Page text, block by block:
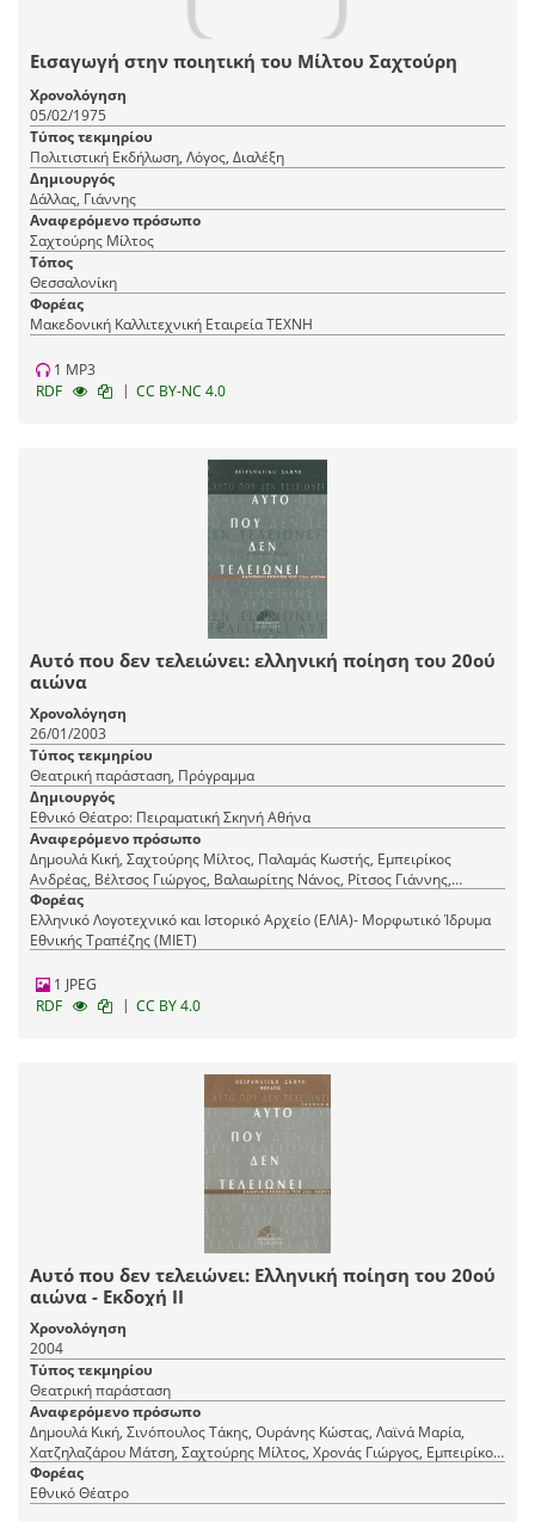
Εισαγωγή στην ποιητική του Μίλτου Σαχτούρη
Χρονολόγηση
05/02/1975
Τύπος τεκμηρίου
Πολιτιστική Εκδήλωση, Λόγος, Διαλέξη
Δημιουργός
Δάλλας, Γιάννης
Αναφερόμενο πρόσωπο
Σαχτούρης Μίλτος
Τόπος
Θεσσαλονίκη
Φορέας
Μακεδονική Καλλιτεχνική Εταιρεία ΤΕΧΝΗ
1 MP3
RDF
| CC BY-NC 4.0
Αυτό που δεν τελειώνει: ελληνική ποίηση του 20ού
αιώνα
Χρονολόγηση
26/01/2003
Τύπος τεκμηρίου
Θεατρική παράσταση, Πρόγραμμα
Δημιουργός
Εθνικό Θέατρο: Πειραματική Σκηνή Αθήνα
Αναφερόμενο πρόσωπο
Δημουλά Κική, Σαχτούρης Μίλτος, Παλαμάς Κωστής, Εμπειρίκος
Ανδρέας, Βέλτσος Γιώργος, Βαλαωρίτης Νάνος, Ρίτσος Γιάννης,
Αναγνωστάκης Μανόλης, Πορφύρας Λάμπρος, Καρυωτάκης Κώστας,
Καβάφης Κωνσταντίνος, Αλεξάνδρου Άρης, Ελύτης Οδυσσέας,
Αγγελάκη-Ρουκ Κατερίνα, Λαπαθιώτης Ναπολέων, Εγγονόπουλος Νίκος,
Φορέας
Ελληνικό Λογοτεχνικό και Ιστορικό Αρχείο (ΕΛΙΑ)- Μορφωτικό Ίδρυμα
Εθνικής Τραπέζης (ΜΙΕΤ)
1 JPEG
RDF
| CC BY 4.0
Αυτό που δεν τελειώνει: Ελληνική ποίηση του 20ού
αιώνα - Εκδοχή ΙΙ
Χρονολόγηση
2004
Τύπος τεκμηρίου
Θεατρική παράσταση
Αναφερόμενο πρόσωπο
Δημουλά Κική, Σινόπουλος Τάκης, Ουράνης Κώστας, Λαϊνά Μαρία,
Χατζηλαζάρου Μάτση, Σαχτούρης Μίλτος, Χρονάς Γιώργος, Εμπειρίκος
Ανδρέας, Σαραντάρης Γιώργος, Μαλακάσης Μιλτιάδης, Ρίτσος Γιάννης,
Γώγου Κατερίνα, Καρυωτάκης Κώστας, Καβάφης Κωνσταντίνος, Ελύτης
Φορέας
Εθνικό Θέατρο